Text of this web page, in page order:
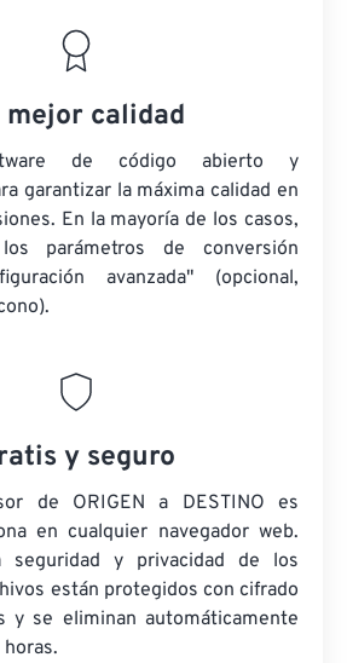
mejor calidad
de código abierto y
garantizar la máxima calidad en
En la mayoría de los casos,
parámetros de conversión
avanzada" (opcional,
y seguro
de ORIGEN a DESTINO es
en cualquier navegador web.
seguridad y privacidad de los
están protegidos con cifrado
y se eliminan automáticamente